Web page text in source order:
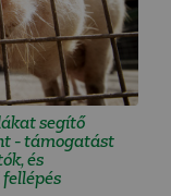
segítő
- támogatást
és